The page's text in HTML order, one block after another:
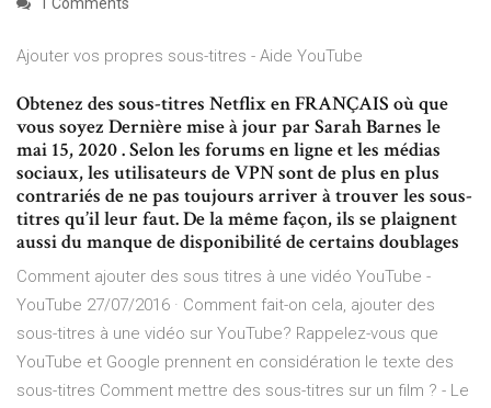
1 Comments
Ajouter vos propres sous-titres - Aide YouTube
Obtenez des sous-titres Netflix en FRANÇAIS où que
vous soyez Dernière mise à jour par Sarah Barnes le
mai 15, 2020 . Selon les forums en ligne et les médias
sociaux, les utilisateurs de VPN sont de plus en plus
contrariés de ne pas toujours arriver à trouver les sous-
titres qu’il leur faut. De la même façon, ils se plaignent
aussi du manque de disponibilité de certains doublages
Comment ajouter des sous titres à une vidéo YouTube -
YouTube 27/07/2016 · Comment fait-on cela, ajouter des
sous-titres à une vidéo sur YouTube? Rappelez-vous que
YouTube et Google prennent en considération le texte des
sous-titres Comment mettre des sous-titres sur un film ? - Le